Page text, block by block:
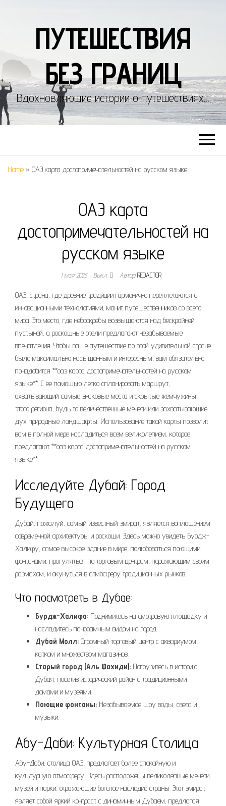
ПУТЕШЕСТВИЯ
БЕЗ ГРАНИЦ
Вдохновляющие истории о путешествиях…
Home » ОАЭ карта достопримечательностей на русском языке
ОАЭ карта
достопримечательностей на
русском языке
1 мая 2025 Выкл. АвторREDACTOR
ОАЭ, страна, где древние традиции гармонично переплетаются с
инновационными технологиями, манит путешественников со всего
мира. Это место, где небоскребы возвышаются над бескрайней
пустыней, а роскошные отели предлагают незабываемые
впечатления. Чтобы ваше путешествие по этой удивительной стране
было максимально насыщенным и интересным, вам обязательно
понадобится **оаэ карта достопримечательностей на русском
языке**. С ее помощью легко спланировать маршрут,
охватывающий самые знаковые места и скрытые жемчужины
этого региона, будь то величественные мечети или захватывающие
дух природные ландшафты. Использование такой карты позволит
вам в полной мере насладиться всем великолепием, которое
предлагают **оаэ карта достопримечательностей на русском
языке**.
Исследуйте Дубай: Город
Будущего
Дубай, пожалуй, самый известный эмират, является воплощением
современной архитектуры и роскоши. Здесь можно увидеть Бурдж-
Халифу, самое высокое здание в мире, полюбоваться поющими
фонтанами, прогуляться по торговым центрам, поражающим своим
размахом, и окунуться в атмосферу традиционных рынков.
Что посмотреть в Дубае:
Бурдж-Халифа: Поднимитесь на смотровую площадку и
насладитесь панорамным видом на город.
Дубай Молл: Огромный торговый центр с аквариумом,
катком и множеством магазинов.
Старый город (Аль Фахиди): Погрузитесь в историю
Дубая, посетив исторический район с традиционными
домами и музеями.
Поющие фонтаны: Незабываемое шоу воды, света и
музыки.
Абу-Даби: Культурная Столица
Абу-Даби, столица ОАЭ, предлагает более спокойную и
культурную атмосферу. Здесь расположены великолепные мечети,
музеи и парки, отражающие богатое наследие страны. Этот эмират
являет собой яркий контраст с динамичным Дубаем, предлагая